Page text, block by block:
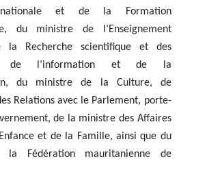
nationale et de la Formation
du ministre de l’Enseignement
la Recherche scientifique et des
de l’information et de la
du ministre de la Culture, de
Relations avec le Parlement, porte-
de la ministre des Affaires
et de la Famille, ainsi que du
la Fédération mauritanienne de